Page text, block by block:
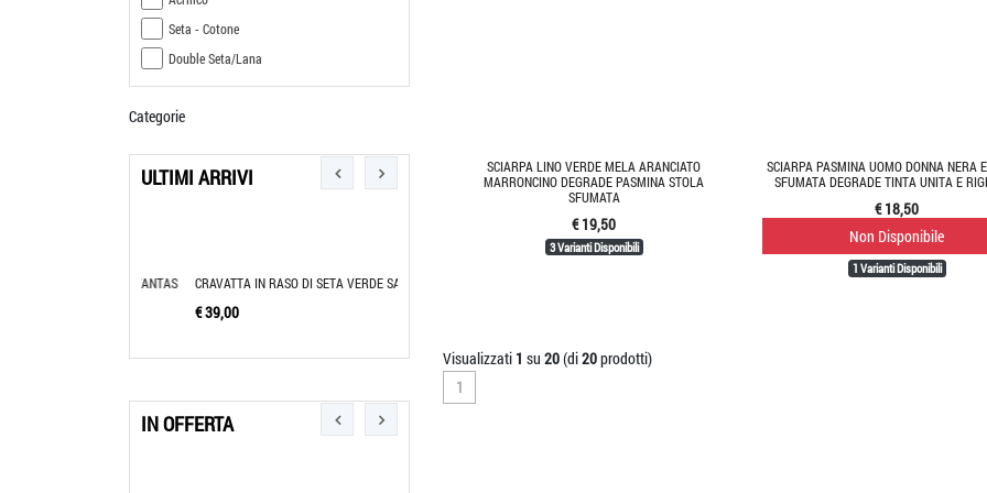
Seta - Cotone
Double Seta/Lana
Categorie
ULTIMI ARRIVI
CRAVATTA IN RASO DI SETA VERDE SALV SCIARPA DI SETA UOMO MARRONE CON DI SCIARPA DI
IN OFFERTA
SCIARPA LINO VERDE MELA ARANCIATO
MARRONCINO DEGRADE PASMINA STOLA
SFUMATA
€ 19,50
3 Varianti Disponibili
SCIARPA PASMINA UOMO DONNA NERA
SFUMATA DEGRADE TINTA UNITA E
€ 18,50
Non Disponibile
1 Varianti Disponibili
Visualizzati 1 su 20(di20prodotti)
1